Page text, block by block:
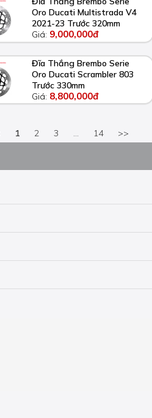
Oro Ducati Multistrada V4
2021-23 Trước 320mm
Giá: 9,000,000đ
Đĩa Thắng Brembo Serie
Oro Ducati Scrambler 803
Trước 330mm
Giá: 8,800,000đ
1 2 3 ... 14 >>